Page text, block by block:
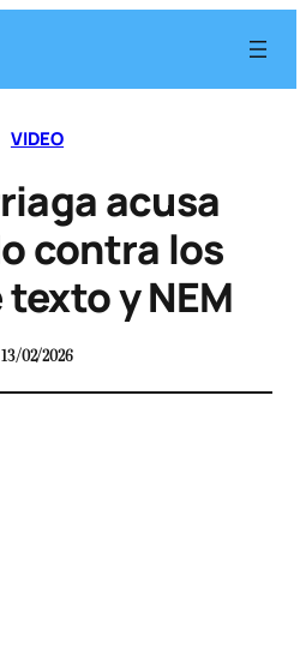
VIDEO
acusa
contra los
y NEM
13/02/2026